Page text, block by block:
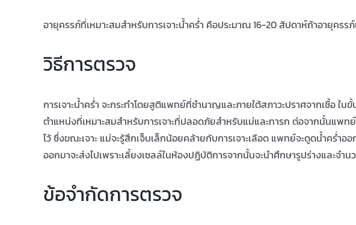
อายุครรภ์ที่เหมาะสมสำหรับการเจาะน้ำคร่ำ คือประมาณ 16-20 สัปดาห์ถ้าอายุคร
วิธีการตรวจ
การเจาะน้ำคร่ำ จะกระทำโดยสูติแพทย์ที่ชำนาญและภายใต้สภาวะปราศจากเชื้อ
ตำแหน่งที่เหมาะสมสำหรับการเจาะที่ปลอดภัยสำหรับแม่และทารก ต่อจากนั้นแพ
ไว้ ซึ่งขณะเจาะ แม่จะรู้สึกเจ็บเล็กน้อยคล้ายกับการเจาะเลือด แพทย์จะดูดน้ำค
ออกมาจะส่งไปเพราะเลี้ยงเซลล์ในห้องปฏิบัติการจากนั้นจะนำศึกษารูปร่างและจ
ข้อจำกัดการตรวจ